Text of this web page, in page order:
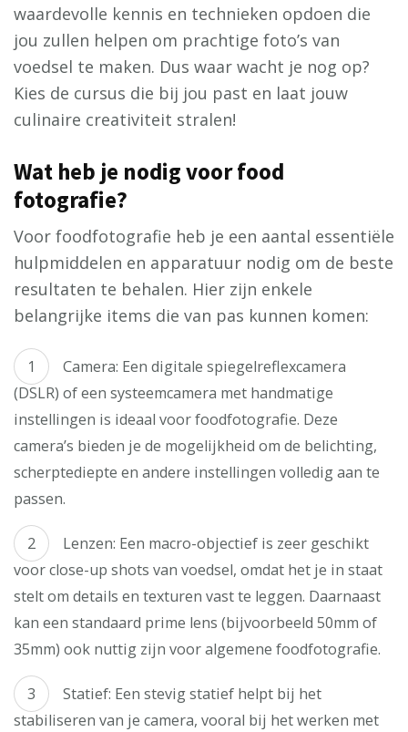
waardevolle kennis en technieken opdoen die
jou zullen helpen om prachtige foto’s van
voedsel te maken. Dus waar wacht je nog op?
Kies de cursus die bij jou past en laat jouw
culinaire creativiteit stralen!
Wat heb je nodig voor food
fotografie?
Voor foodfotografie heb je een aantal essentiële
hulpmiddelen en apparatuur nodig om de beste
resultaten te behalen. Hier zijn enkele
belangrijke items die van pas kunnen komen:
Camera: Een digitale spiegelreflexcamera
(DSLR) of een systeemcamera met handmatige
instellingen is ideaal voor foodfotografie. Deze
camera’s bieden je de mogelijkheid om de belichting,
scherptediepte en andere instellingen volledig aan te
passen.
Lenzen: Een macro-objectief is zeer geschikt
voor close-up shots van voedsel, omdat het je in staat
stelt om details en texturen vast te leggen. Daarnaast
kan een standaard prime lens (bijvoorbeeld 50mm of
35mm) ook nuttig zijn voor algemene foodfotografie.
Statief: Een stevig statief helpt bij het
stabiliseren van je camera, vooral bij het werken met